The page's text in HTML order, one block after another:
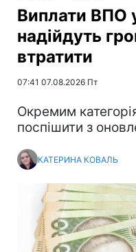
Виплати ВПО
надійдуть
втратити
07:41 07.08.2026 Пт
Окремим
поспішити з
КАТЕРИНА КОВАЛЬ